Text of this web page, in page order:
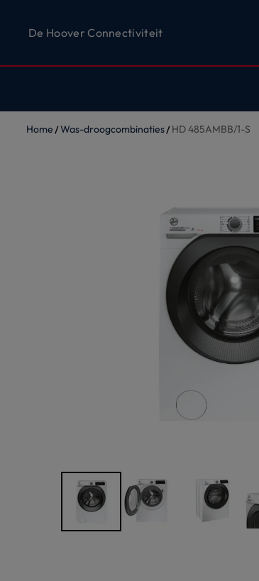
De Hoover Connectiviteit
Home Was-droogcombinaties HD 485AMBB/1-S